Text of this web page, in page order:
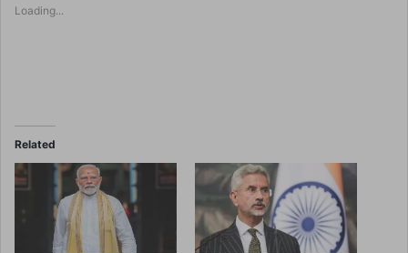
h
b
o
k
O
p
Loading...
Related